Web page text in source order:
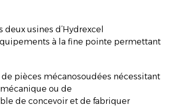
usines d’Hydrexcel
à la fine pointe permettant
pièces mécanosoudées nécessitant
ou de
de concevoir et de fabriquer